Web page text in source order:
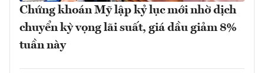
Chứng khoán Mỹ lập kỷ lục mới nhờ dịch
chuyển kỳ vọng lãi suất, giá dầu giảm 8%
tuần này